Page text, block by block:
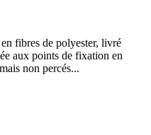
fibres de polyester, livré
aux points de fixation en
non percés...